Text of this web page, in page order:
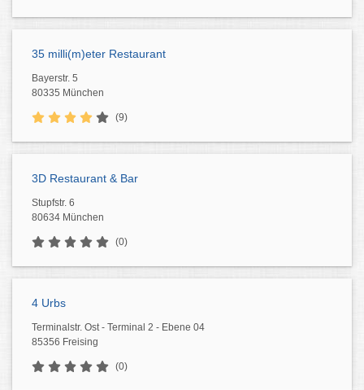
35 milli(m)eter Restaurant
Bayerstr. 5
80335 München
(9)
3D Restaurant & Bar
Stupfstr. 6
80634 München
(0)
4 Urbs
Terminalstr. Ost - Terminal 2 - Ebene 04
85356 Freising
(0)